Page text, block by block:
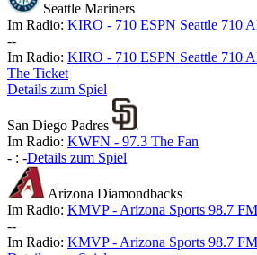
Seattle Mariners
Im Radio: KIRO - 710 ESPN Seattle 710
--
Im Radio: KIRO - 710 ESPN Seattle 710
The Ticket
Details zum Spiel
San Diego Padres
Im Radio: KWFN - 97.3 The Fan
- : -Details zum Spiel
Arizona Diamondbacks
Im Radio: KMVP - Arizona Sports 98.7 FM
--
Im Radio: KMVP - Arizona Sports 98.7 FM